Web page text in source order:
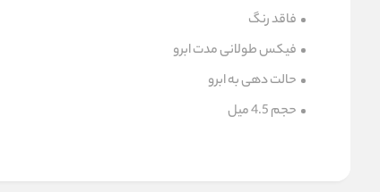
فاقد رنگ
فیکس طولانی مدت ابرو
حالت دهی به ابرو
حجم 4.5 میل